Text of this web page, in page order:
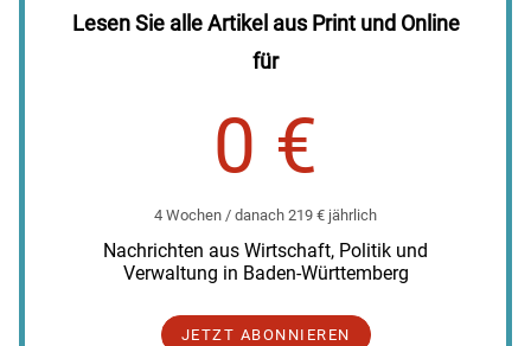
Lesen Sie alle Artikel aus Print und Online
für
0 €
4 Wochen / danach 219 € jährlich
Nachrichten aus Wirtschaft, Politik und
Verwaltung in Baden-Württemberg
JETZT ABONNIEREN